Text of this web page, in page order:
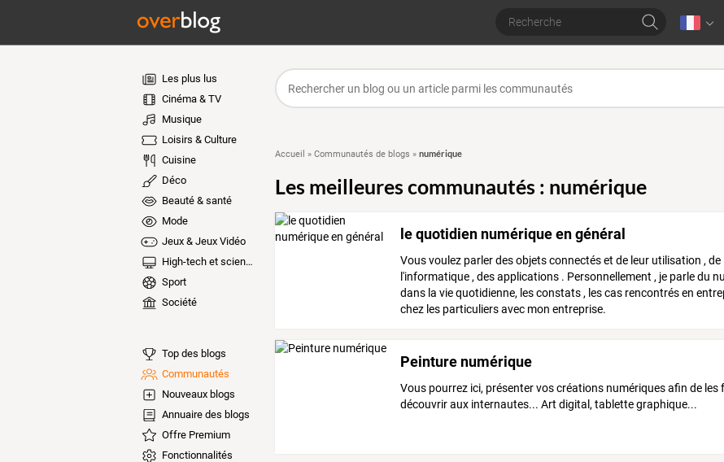
Les plus lus
Cinéma & TV
Musique
Loisirs & Culture
Cuisine
Déco
Beauté & santé
Mode
Jeux & Jeux Vidéo
High-tech et sciences
Sport
Société
Top des blogs
Communautés
Nouveaux blogs
Annuaire des blogs
Offre Premium
Fonctionnalités
Accueil » Communautés de blogs » numérique
Les meilleures communautés : numérique
le quotidien numérique en général
Vous voulez parler des objets connectés et de leur utilisation , de
l'informatique , des applications . Personnellement , je parle du
dans la vie quotidienne, les constats , les cas rencontrés en
chez les particuliers avec mon entreprise.
Peinture numérique
Vous pourrez ici, présenter vos créations numériques afin de les
découvrir aux internautes... Art digital, tablette graphique...